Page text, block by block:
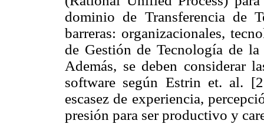
dominio de Transferencia de
barreras: organizacionales,
de Gestión de Tecnología de
Además, se deben considerar
software según Estrin et. al.
escasez de experiencia,
presión para ser productivo y